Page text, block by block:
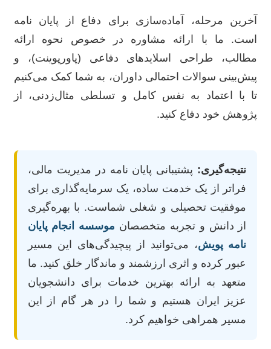
آخرین مرحله، آماده‌سازی برای دفاع از پایان نامه
است. ما با ارائه مشاوره در خصوص نحوه ارائه
مطالب، طراحی اسلایدهای دفاعی (پاورپوینت)، و
پیش‌بینی سوالات احتمالی داوران، به شما کمک می‌کنیم
تا با اعتماد به نفس کامل و تسلطی مثال‌زدنی، از
پژوهش خود دفاع کنید.
نتیجه‌گیری: پشتیبانی پایان نامه در مدیریت مالی،
فراتر از یک خدمت ساده، یک سرمایه‌گذاری برای
موفقیت تحصیلی و شغلی شماست. با بهره‌گیری
از دانش و تجربه متخصصان موسسه انجام پایان
نامه پویش، می‌توانید از پیچیدگی‌های این مسیر
عبور کرده و اثری ارزشمند و ماندگار خلق کنید. ما
متعهد به ارائه بهترین خدمات برای دانشجویان
عزیز ایران هستیم و شما را در هر گام از این
مسیر همراهی خواهیم کرد.